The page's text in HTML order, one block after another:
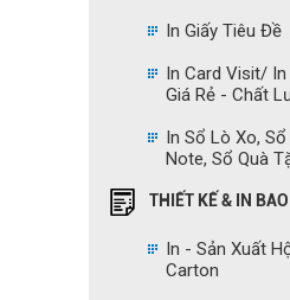
In Giấy Tiêu Đề
In Card Visit/ In
Giá Rẻ - Chất
In Sổ Lò Xo, Sổ
Note, Sổ Quà
THIẾT KẾ & IN
In - Sản Xuất
Carton